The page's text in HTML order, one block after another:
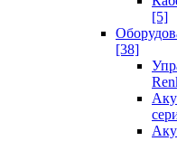
[5]
[38]